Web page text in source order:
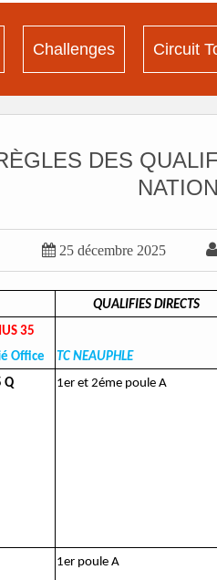
Challenges Circuit
DES
 25 décembre 2025
QUALIFIES DIRECTS
35
Office
TC NEAUPHLE
Q 1er et 2éme poule A
1er poule A